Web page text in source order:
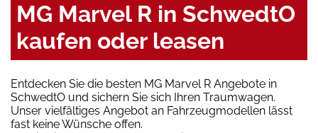
MG Marvel R in SchwedtO
kaufen oder leasen
Entdecken Sie die besten MG Marvel R Angebote in
SchwedtO und sichern Sie sich Ihren Traumwagen.
Unser vielfältiges Angebot an Fahrzeugmodellen lässt
fast keine Wünsche offen.